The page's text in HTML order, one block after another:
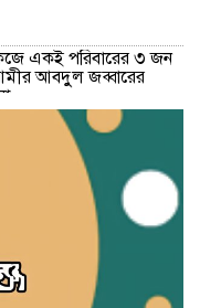
একই পরিবারের ৩ জন
আবদুুল জব্বারের
বিরুদ্ধে ১নং বাবুরাইলে
সভা
কবিতা পাঠ ও
মুখরিত অনুষ্ঠান